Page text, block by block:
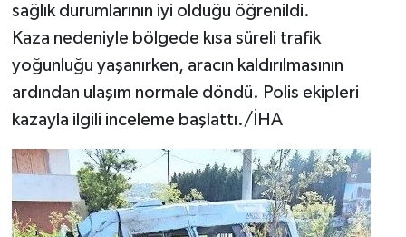
sağlık durumlarının iyi olduğu öğrenildi.
Kaza nedeniyle bölgede kısa süreli trafik
yoğunluğu yaşanırken, aracın kaldırılmasının
ardından ulaşım normale döndü. Polis ekipleri
kazayla ilgili inceleme başlattı./İHA